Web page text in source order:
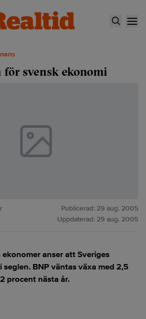
för svensk ekonomi
Publicerad: 29 aug. 2005
Uppdaterad: 29 aug. 2005
anser att Sveriges
BNP väntas växa med 2,5
procent nästa år.